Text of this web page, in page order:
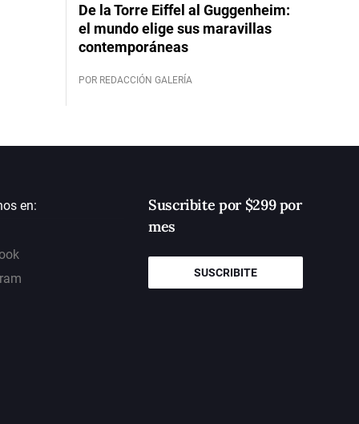
De la Torre Eiffel al Guggenheim:
el mundo elige sus maravillas
contemporáneas
POR REDACCIÓN GALERÍA
en:
Suscribite por $299 por
mes
SUSCRIBITE